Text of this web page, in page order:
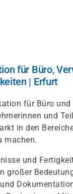
für Büro,
| Erfurt
für Büro
und
in den
machen.
und
großer